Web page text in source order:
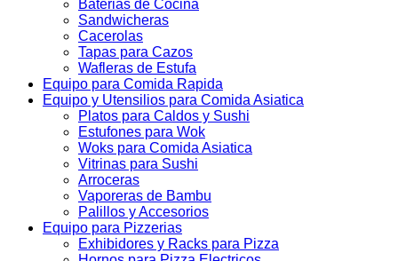
Baterias de Cocina
Sandwicheras
Cacerolas
Tapas para Cazos
Wafleras de Estufa
Equipo para Comida Rapida
Equipo y Utensilios para Comida Asiatica
Platos para Caldos y Sushi
Estufones para Wok
Woks para Comida Asiatica
Vitrinas para Sushi
Arroceras
Vaporeras de Bambu
Palillos y Accesorios
Equipo para Pizzerias
Exhibidores y Racks para Pizza